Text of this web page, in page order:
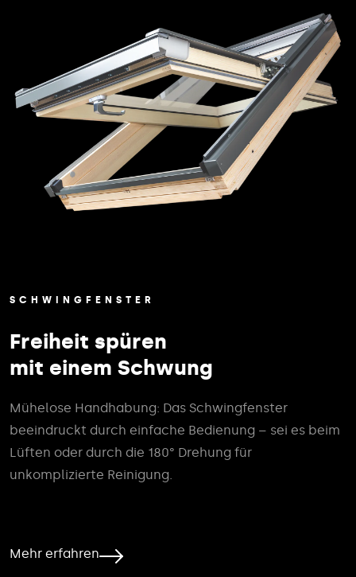
SCHWINGFENSTER
Freiheit spüren
mit einem Schwung
Mühelose Handhabung: Das Schwingfenster
beeindruckt durch einfache Bedienung – sei es beim
Lüften oder durch die 180° Drehung für
unkomplizierte Reinigung.
Mehr erfahren